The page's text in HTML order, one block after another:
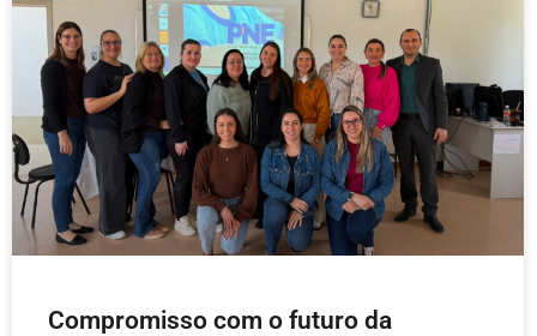
Compromisso com o futuro da